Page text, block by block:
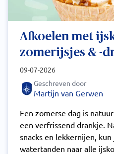
Afkoelen met
zomerijsjes & -
09-07-2026
Geschreven door
Martijn van Gerwen
Een zomerse dag is
een verfrissend drankje.
snacks en lekkernijen,
watertanden naar alle